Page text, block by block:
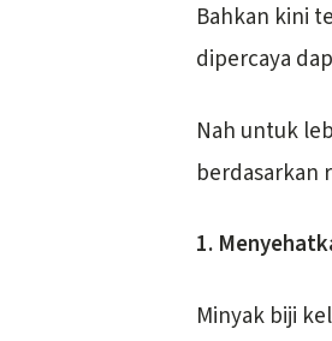
Bahkan kini
dipercaya
Nah untuk
berdasarkan
1.
Minyak biji